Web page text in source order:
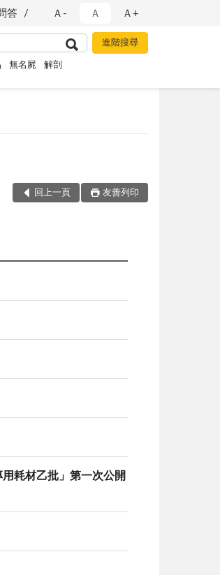
答 Ａ- Ａ Ａ+
無名屍 解剖
回上一頁 友善列印
耗材乙批」第一次公開